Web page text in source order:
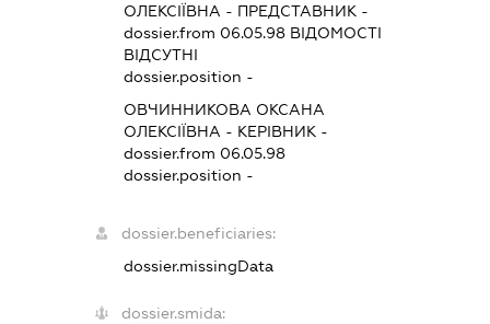
ОЛЕКСІЇВНА - ПРЕДСТАВНИК -
dossier.from 06.05.98 ВІДОМОСТІ
ВІДСУТНІ
dossier.position -
ОВЧИННИКОВА ОКСАНА
ОЛЕКСІЇВНА - КЕРІВНИК -
dossier.from 06.05.98
dossier.position -
dossier.beneficiaries:
dossier.missingData
dossier.smida: